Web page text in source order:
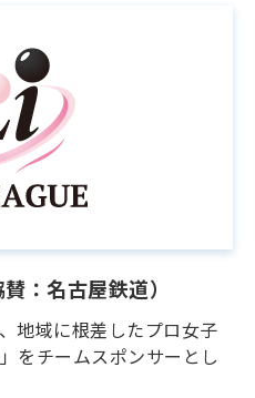
：名古屋鉄道）
地域に根差したプロ女子
をチームスポンサーとし